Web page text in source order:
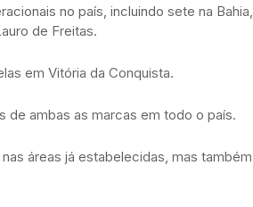
no país, incluindo sete na Bahia,
de Freitas.
em Vitória da Conquista.
de ambas as marcas em todo o país.
áreas já estabelecidas, mas também